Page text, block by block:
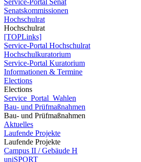
Service-Portal Senat
Senatskommissionen
Hochschulrat
Hochschulrat
[TOPLinks]
Service-Portal Hochschulrat
Hochschulkuratorium
Service-Portal Kuratorium
Informationen & Termine
Elections
Elections
Service_Portal_Wahlen
Bau- und Prüfmaßnahmen
Bau- und Prüfmaßnahmen
Aktuelles
Laufende Projekte
Laufende Projekte
Campus II / Gebäude H
uniSPORT